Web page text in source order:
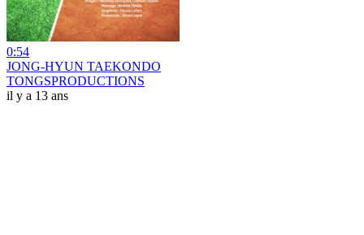
0:54
JONG-HYUN TAEKONDO
TONGSPRODUCTIONS
il y a 13 ans